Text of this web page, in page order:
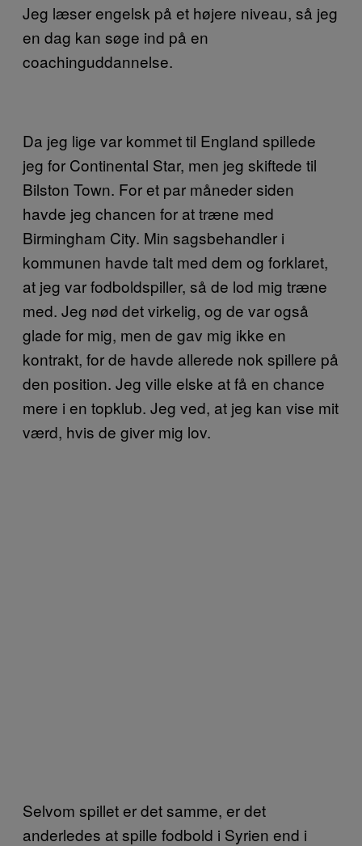
Jeg læser engelsk på et højere niveau, så jeg
en dag kan søge ind på en
coachinguddannelse.
Da jeg lige var kommet til England spillede
jeg for Continental Star, men jeg skiftede til
Bilston Town. For et par måneder siden
havde jeg chancen for at træne med
Birmingham City. Min sagsbehandler i
kommunen havde talt med dem og forklaret,
at jeg var fodboldspiller, så de lod mig træne
med. Jeg nød det virkelig, og de var også
glade for mig, men de gav mig ikke en
kontrakt, for de havde allerede nok spillere på
den position. Jeg ville elske at få en chance
mere i en topklub. Jeg ved, at jeg kan vise mit
værd, hvis de giver mig lov.
Selvom spillet er det samme, er det
anderledes at spille fodbold i Syrien end i